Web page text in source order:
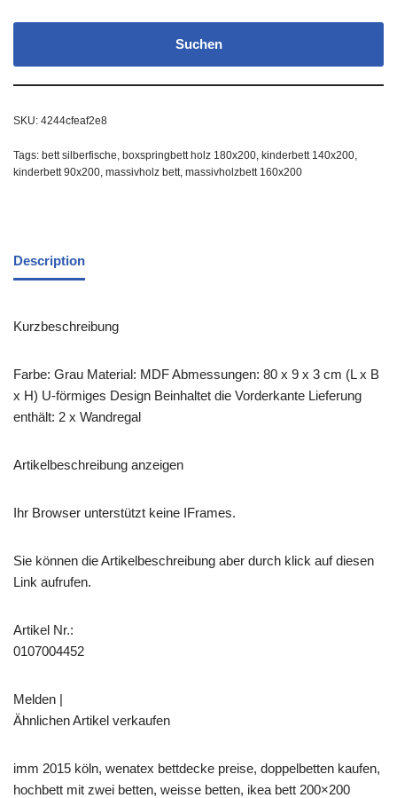
Suchen
SKU: 4244cfeaf2e8
Tags: bett silberfische, boxspringbett holz 180x200, kinderbett 140x200,
kinderbett 90x200, massivholz bett, massivholzbett 160x200
Description
Kurzbeschreibung
Farbe: Grau Material: MDF Abmessungen: 80 x 9 x 3 cm (L x B
x H) U-förmiges Design Beinhaltet die Vorderkante Lieferung
enthält: 2 x Wandregal
Artikelbeschreibung anzeigen
Ihr Browser unterstützt keine IFrames.
Sie können die Artikelbeschreibung aber durch klick auf diesen
Link aufrufen.
Artikel Nr.:
0107004452
Melden |
Ähnlichen Artikel verkaufen
imm 2015 köln, wenatex bettdecke preise, doppelbetten kaufen,
hochbett mit zwei betten, weisse betten, ikea bett 200×200